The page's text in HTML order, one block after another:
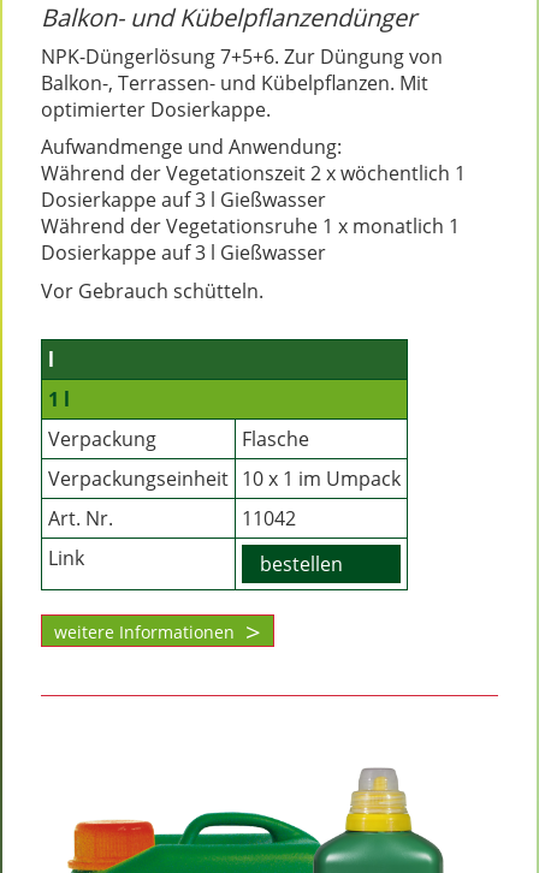
Balkon- und Kübelpflanzendünger
NPK-Düngerlösung 7+5+6. Zur Düngung von
Balkon-, Terrassen- und Kübelpflanzen. Mit
optimierter Dosierkappe.
Aufwandmenge und Anwendung:
Während der Vegetationszeit 2 x wöchentlich 1
Dosierkappe auf 3 l Gießwasser
Während der Vegetationsruhe 1 x monatlich 1
Dosierkappe auf 3 l Gießwasser
Vor Gebrauch schütteln.
l
1 l
Verpackung
Flasche
Verpackungseinheit 10 x 1 im Umpack
Art. Nr.
11042
Link
bestellen
weitere Informationen